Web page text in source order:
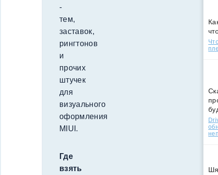
-
тем,
заставок,
рингтонов
и
прочих
штучек
для
визуального
оформления
MIUI.
Где
взять